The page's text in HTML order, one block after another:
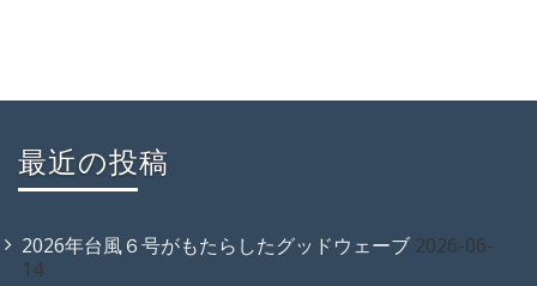
最近の投稿
2026年台風６号がもたらしたグッドウェーブ 2026-06-
14